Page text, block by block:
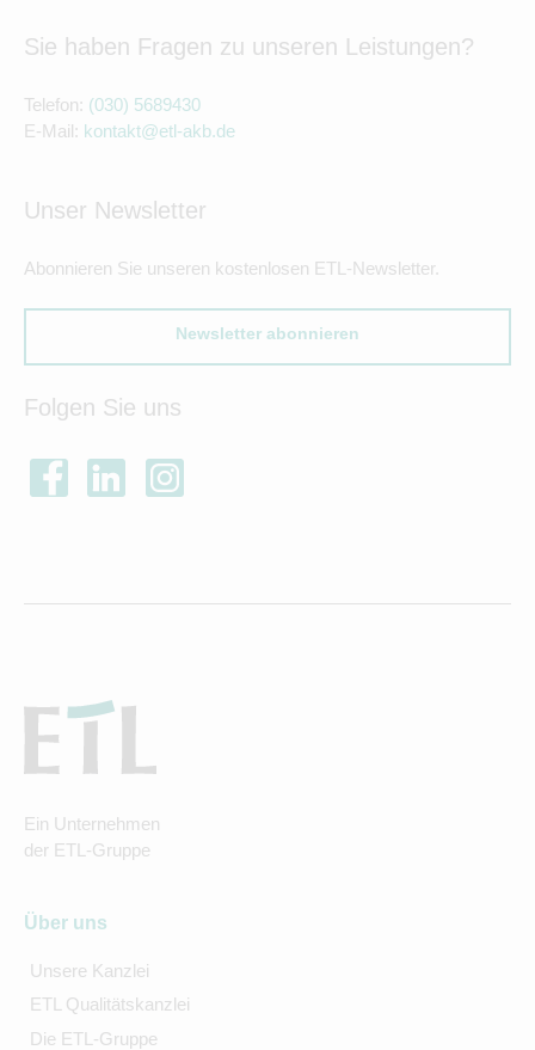
Sie haben Fragen zu unseren Leistungen?
Telefon: (030) 5689430
E-Mail: kontakt@etl-akb.de
Unser Newsletter
Abonnieren Sie unseren kostenlosen ETL-Newsletter.
Newsletter abonnieren
Folgen Sie uns
Ein Unternehmen
der ETL-Gruppe
Über uns
Unsere Kanzlei
ETL Qualitätskanzlei
Die ETL-Gruppe